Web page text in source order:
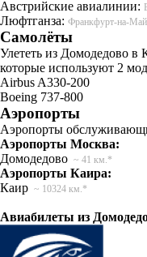
Австрийские авиалинии:
Люфтганза: Франкфурт-на-
Самолёты
Улететь из Домодедово
которые используют 2
Airbus A330-200
Boeing 737-800
Аэропорты
Аэропорты
Аэропорты Москва:
Домодедово ~ 41 км.*
Аэропорты Каира:
Каир ~ 10324 км.*
Авиабилеты из